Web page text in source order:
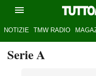
NOTIZIE TMW RADIO
Serie A